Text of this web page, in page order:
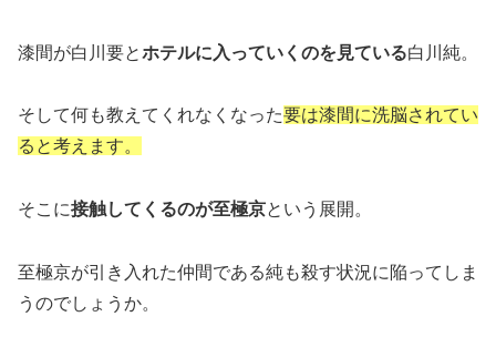
漆間が白川要とホテルに入っていくのを見ている白川純。
そして何も教えてくれなくなった要は漆間に洗脳されてい
ると考えます。
そこに接触してくるのが至極京という展開。
至極京が引き入れた仲間である純も殺す状況に陥ってしま
うのでしょうか。